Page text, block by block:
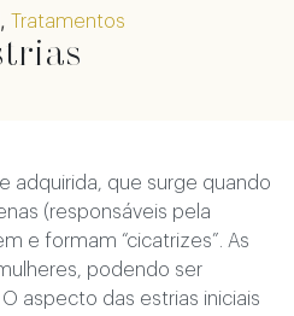
, Tratamentos
adquirida, que surge quando
(responsáveis pela
e formam “cicatrizes”. As
podendo ser
aspecto das estrias iniciais